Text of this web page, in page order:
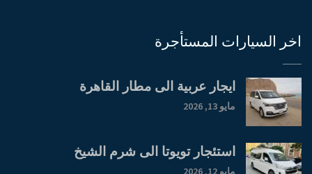
اخر السيارات المستأجرة
ايجار عربية الى مطار القاهرة
مايو 13, 2026
استئجار تويوتا الى شرم الشيخ